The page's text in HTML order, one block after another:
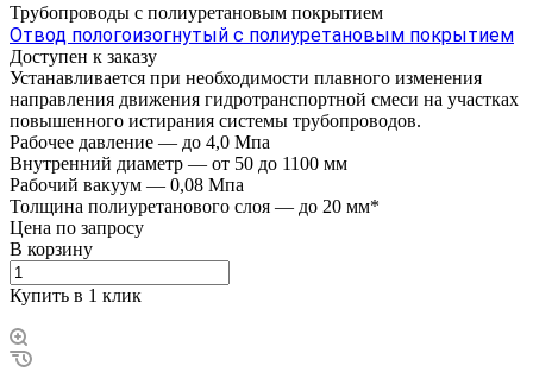
Трубопроводы с полиуретановым покрытием
Отвод пологоизогнутый с полиуретановым покрытием
Доступен к заказу
Устанавливается при необходимости плавного изменения
направления движения гидротранспортной смеси на участках
повышенного истирания системы трубопроводов.
Рабочее давление — до 4,0 Мпа
Внутренний диаметр — от 50 до 1100 мм
Рабочий вакуум — 0,08 Мпа
Толщина полиуретанового слоя — до 20 мм*
Цена по запросу
В корзину
Купить в 1 клик